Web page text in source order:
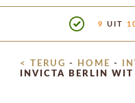
< TERUG - HOME -
INVICTA BERLIN WIT